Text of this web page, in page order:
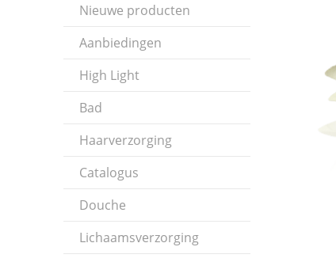
Nieuwe producten
Aanbiedingen
High Light
Bad
Haarverzorging
Catalogus
Douche
Lichaamsverzorging